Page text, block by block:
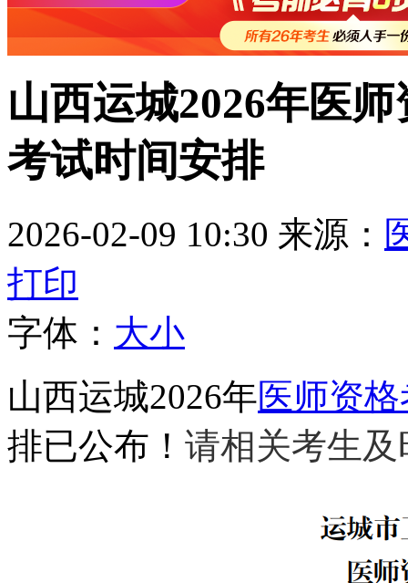
山西运城2026年医
考试时间安排
2026-02-09 10:30 来源：
打印
字体： 大小
山西运城2026年医师资
排已公布！ 请相关考生